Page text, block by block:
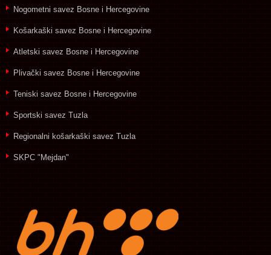
Nogometni savez Bosne i Hercegovine
Košarkaški savez Bosne i Hercegovine
Atletski savez Bosne i Hercegovine
Plivački savez Bosne i Hercegovine
Teniski savez Bosne i Hercegovine
Sportski savez Tuzla
Regionalni košarkaški savez Tuzla
SKPC "Mejdan"